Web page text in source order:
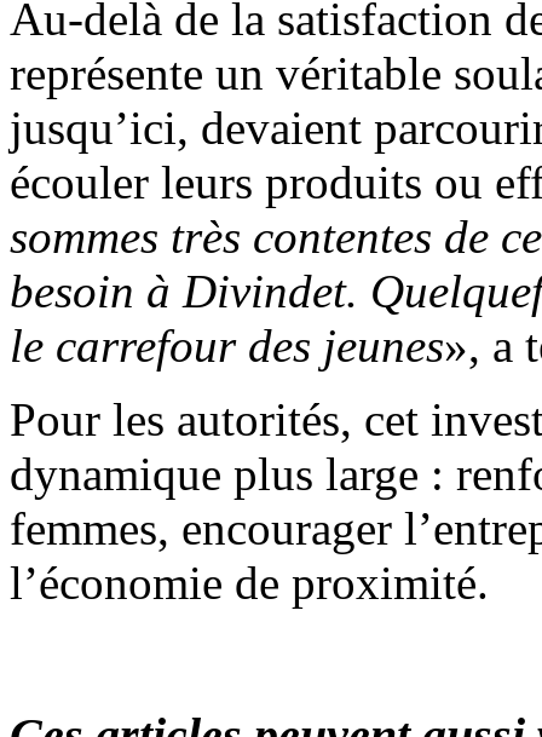
Au-delà de la satisfaction
représente un véritable
jusqu’ici, devaient
écouler leurs produits ou
sommes très contentes de
besoin à Divindet.
le carrefour des jeunes», a
Pour les autorités, cet
dynamique plus large :
femmes, encourager
l’économie de proximité.